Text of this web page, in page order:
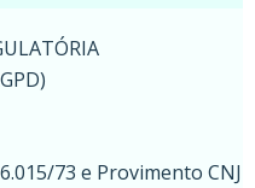
73 e Provimento CNJ